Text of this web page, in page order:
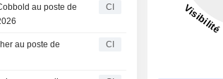
au poste de
CI
au poste de
CI